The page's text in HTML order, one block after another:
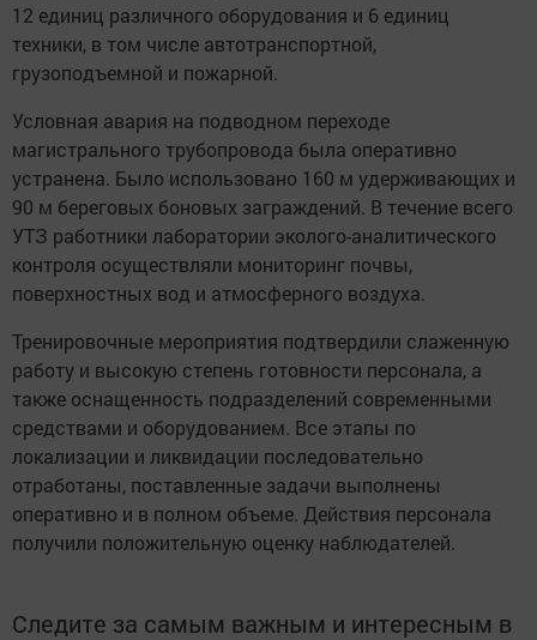
12 единиц различного оборудования и 6 единиц
техники, в том числе автотранспортной,
грузоподъемной и пожарной.
Условная авария на подводном переходе
магистрального трубопровода была оперативно
устранена. Было использовано 160 м удерживающих и
90 м береговых боновых заграждений. В течение всего
УТЗ работники лаборатории эколого-аналитического
контроля осуществляли мониторинг почвы,
поверхностных вод и атмосферного воздуха.
Тренировочные мероприятия подтвердили слаженную
работу и высокую степень готовности персонала, а
также оснащенность подразделений современными
средствами и оборудованием. Все этапы по
локализации и ликвидации последовательно
отработаны, поставленные задачи выполнены
оперативно и в полном объеме. Действия персонала
получили положительную оценку наблюдателей.
Следите за самым важным и интересным в